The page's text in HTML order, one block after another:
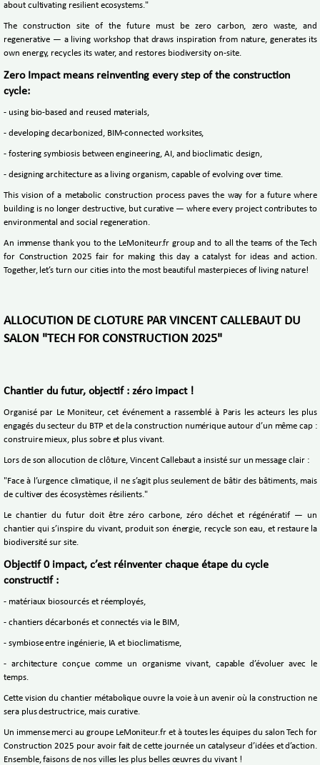
about cultivating resilient ecosystems."
The construction site of the future must be zero carbon, zero waste, and
regenerative — a living workshop that draws inspiration from nature, generates its
own energy, recycles its water, and restores biodiversity on-site.
Zero Impact means reinventing every step of the construction
cycle:
- using bio-based and reused materials,
- developing decarbonized, BIM-connected worksites,
- fostering symbiosis between engineering, AI, and bioclimatic design,
- designing architecture as a living organism, capable of evolving over time.
This vision of a metabolic construction process paves the way for a future where
building is no longer destructive, but curative — where every project contributes to
environmental and social regeneration.
An immense thank you to the LeMoniteur.fr group and to all the teams of the Tech
for Construction 2025 fair for making this day a catalyst for ideas and action.
Together, let’s turn our cities into the most beautiful masterpieces of living nature!
ALLOCUTION DE CLOTURE PAR VINCENT CALLEBAUT DU
SALON "TECH FOR CONSTRUCTION 2025"
Chantier du futur, objectif : zéro impact !
Organisé par Le Moniteur, cet événement a rassemblé à Paris les acteurs les plus
engagés du secteur du BTP et de la construction numérique autour d’un même cap :
construire mieux, plus sobre et plus vivant.
Lors de son allocution de clôture, Vincent Callebaut a insisté sur un message clair :
"Face à l’urgence climatique, il ne s’agit plus seulement de bâtir des bâtiments, mais
de cultiver des écosystèmes résilients."
Le chantier du futur doit être zéro carbone, zéro déchet et régénératif — un
chantier qui s’inspire du vivant, produit son énergie, recycle son eau, et restaure la
biodiversité sur site.
Objectif 0 impact, c’est réinventer chaque étape du cycle
constructif :
- matériaux biosourcés et réemployés,
- chantiers décarbonés et connectés via le BIM,
- symbiose entre ingénierie, IA et bioclimatisme,
- architecture conçue comme un organisme vivant, capable d’évoluer avec le
temps.
Cette vision du chantier métabolique ouvre la voie à un avenir où la construction ne
sera plus destructrice, mais curative.
Un immense merci au groupe LeMoniteur.fr et à toutes les équipes du salon Tech for
Construction 2025 pour avoir fait de cette journée un catalyseur d’idées et d’action.
Ensemble, faisons de nos villes les plus belles œuvres du vivant !